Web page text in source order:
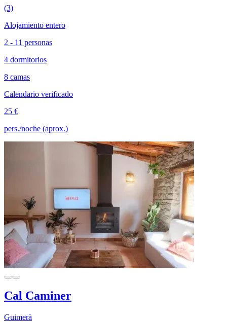
(3)
Alojamiento entero
2 - 11 personas
4 dormitorios
8 camas
Calendario verificado
25 €
pers./noche (aprox.)
Cal Caminer
Guimerà